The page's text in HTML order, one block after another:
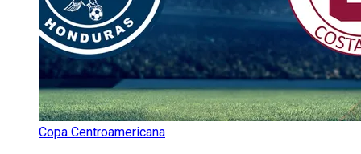
Copa Centroamericana